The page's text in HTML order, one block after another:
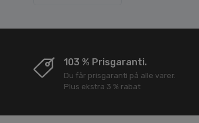
103 % Prisgaranti.
Du får prisgaranti på alle varer.
Plus ekstra 3 % rabat